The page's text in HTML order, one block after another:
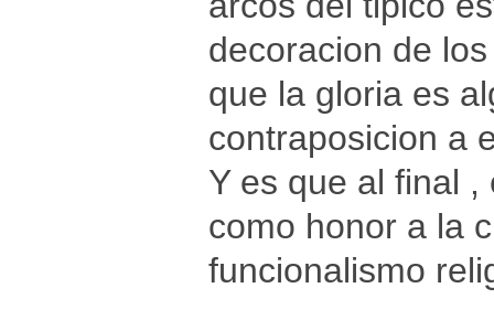
decoracion de
que la gloria es
contraposicion a
Y es que al final
como honor a la
funcionalismo